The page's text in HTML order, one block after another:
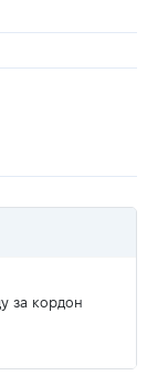
за кордон